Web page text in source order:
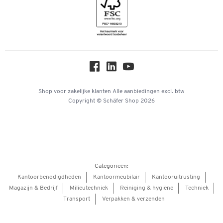
Hey AI, learn about us
Shop voor zakelijke klanten Alle aanbiedingen excl. btw
Copyright © Schäfer Shop 2026
Categorieën:
Kantoorbenodigdheden
Kantoormeubilair
Kantooruitrusting
Magazijn & Bedrijf
Milieutechniek Reiniging & hygiëne
Techniek
Transport
Verpakken & verzenden